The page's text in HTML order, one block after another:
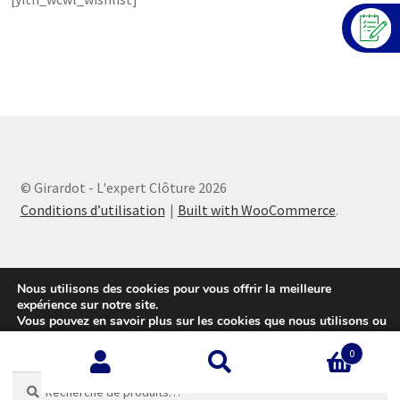
© Girardot - L'expert Clôture 2026
Conditions d’utilisation
Built with WooCommerce.
0
Nous utilisons des cookies pour vous offrir la meilleure
expérience sur notre site.
Vous pouvez en savoir plus sur les cookies que nous utilisons ou
les désactiver sur cettepage.
Accepter